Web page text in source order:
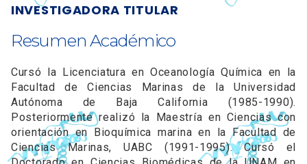
INVESTIGADORA TITULAR
Resumen Académico
Cursó la Licenciatura en Oceanología Química en la
Facultad de Ciencias Marinas de la Universidad
Autónoma de Baja California (1985-1990).
Posteriormente realizó la Maestría en Ciencias con
orientación en Bioquímica marina en la Facultad de
Ciencias Marinas, UABC (1991-1995). Cursó el